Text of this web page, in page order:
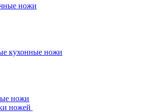
ножи
кухонные ножи
ножи
ножей